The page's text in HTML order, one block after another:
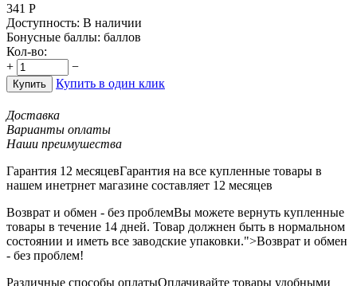
341 Р
Доступность: В наличии
Бонусные баллы: баллов
Кол-во:
+
−
Купить Купить в один клик
Доставка
Варианты оплаты
Наши преимушества
Гарантия 12 месяцевГарантия на все купленные товары в
нашем инетрнет магазине составляет 12 месяцев
Возврат и обмен - без проблемВы можете вернуть купленные
товары в течение 14 дней. Товар должнен быть в нормальном
состоянии и иметь все заводские упаковки.">Возврат и обмен
- без проблем!
Различные способы оплатыОплачивайте товары удобными